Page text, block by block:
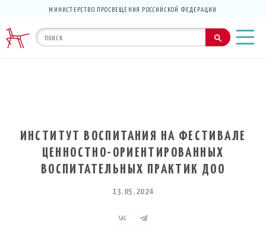
МИНИСТЕРСТВО ПРОСВЕЩЕНИЯ РОССИЙСКОЙ ФЕДЕРАЦИИ
ИНСТИТУТ ВОСПИТАНИЯ НА ФЕСТИВАЛЕ
ЦЕННОСТНО-ОРИЕНТИРОВАННЫХ
ВОСПИТАТЕЛЬНЫХ ПРАКТИК ДОО
13.05.2024